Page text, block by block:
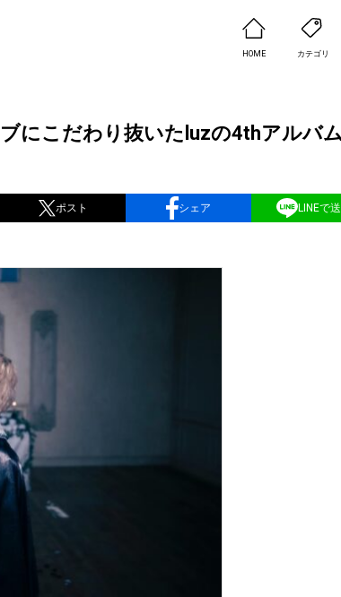
HOME カテゴリ
にこだわり抜いたluzの4thアルバ
ポスト シェア LINEで